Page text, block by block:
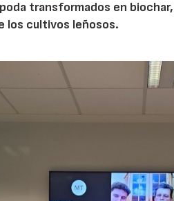
transformados en
los cultivos leñosos.